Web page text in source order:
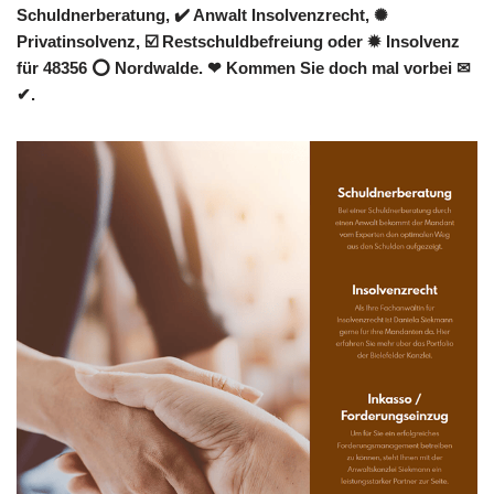
Schuldnerberatung, ✔️ Anwalt Insolvenzrecht, ✺
Privatinsolvenz, ☑️ Restschuldbefreiung oder ✹ Insolvenz
für 48356 ⭕ Nordwalde. ❤ Kommen Sie doch mal vorbei ✉
✔.